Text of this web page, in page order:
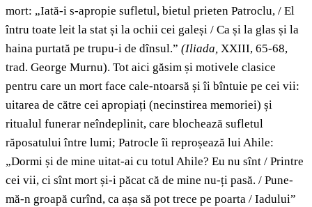
mort: „Iată-i s-apropie sufletul, bietul prieten Patroclu, / El
întru toate leit la stat și la ochii cei galeși / Ca și la glas și la
haina purtată pe trupu-i de dînsul.” (Iliada, XXIII, 65-68,
trad. George Murnu). Tot aici găsim și motivele clasice
pentru care un mort face cale-ntoarsă și îi bîntuie pe cei vii:
uitarea de către cei apropiați (necinstirea memoriei) și
ritualul funerar neîndeplinit, care blochează sufletul
răposatului între lumi; Patrocle îi reproșează lui Ahile:
„Dormi și de mine uitat-ai cu totul Ahile? Eu nu sînt / Printre
cei vii, ci sînt mort și-i păcat că de mine nu-ți pasă. / Pune-
mă-n groapă curînd, ca așa să pot trece pe poarta / Iadului”